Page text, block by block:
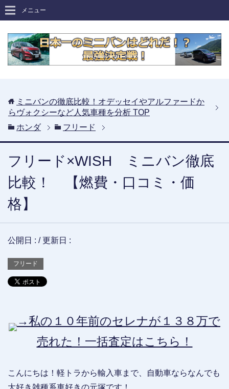
メニュー
ミニバンの徹底比較！オデッセイやアルファードか
らヴォクシーなど人気車種を分析 TOP
ホンダ
フリード
フリード×WISH ミニバン徹底
比較！ 【燃費・口コミ・価
格】
公開日 : / 更新日 :
フリード
→私の１０年前のセレナが１３８万で
売れた！一括査定はこちら！
こんにちは！軽トラから輸入車まで、自動車ならなんでも
大好き雑種系車好きの元塚です！